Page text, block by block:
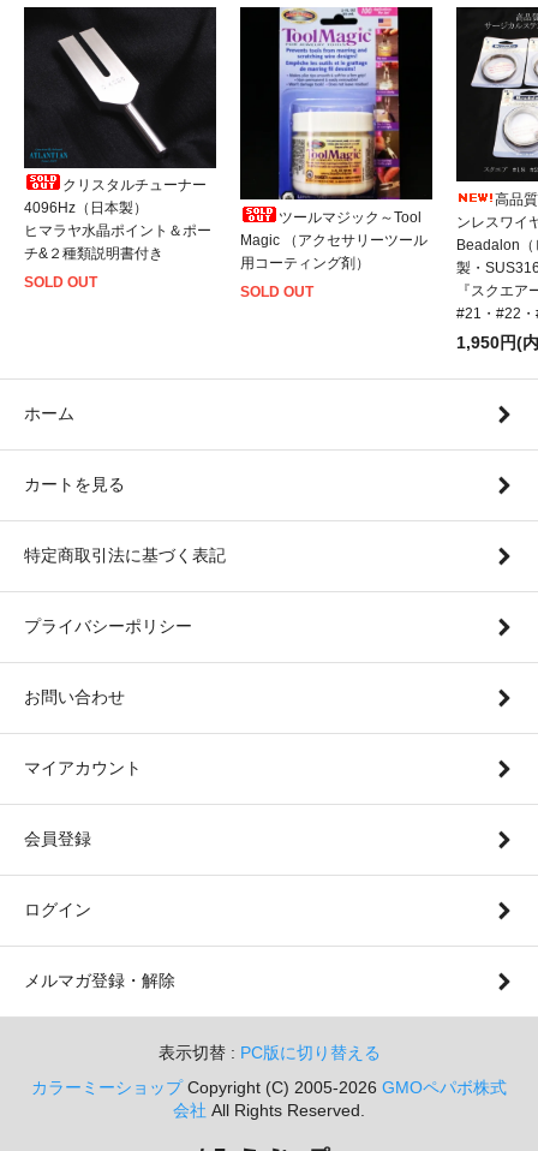
クリスタルチューナー
4096Hz（日本製）
ヒマラヤ水晶ポイント＆ポー
チ&２種類説明書付き
SOLD OUT
ツールマジック～Tool
Magic （アクセサリーツール
用コーティング剤）
SOLD OUT
高品
ンレスワイ
Beadalon（
製・
『スクエ
#21・#22
1,950円(
ホーム
カートを見る
特定商取引法に基づく表記
プライバシーポリシー
お問い合わせ
マイアカウント
会員登録
ログイン
メルマガ登録・解除
表示切替 : PC版に切り替える
カラーミーショップCopyright (C) 2005-2026 GMOペパボ株式
会社 All Rights Reserved.